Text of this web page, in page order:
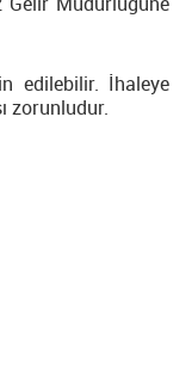
İhaleye
zorunludur.